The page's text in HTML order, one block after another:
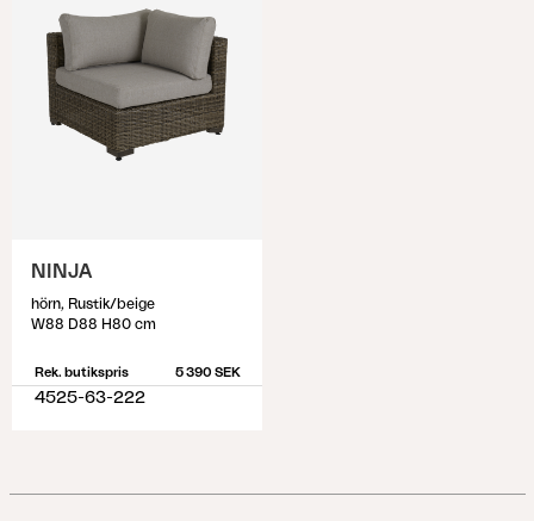
NINJA
hörn, Rustik/beige
W88 D88 H80 cm
Rek. butikspris 5 390 SEK
4525-63-222